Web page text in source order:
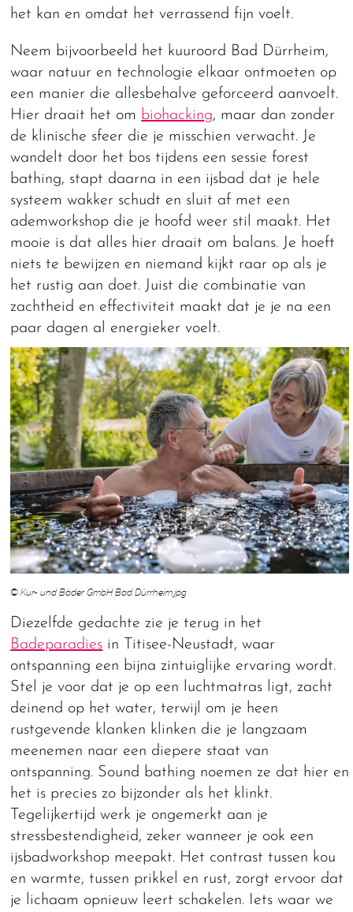
het kan en omdat het verrassend fijn voelt.
Neem bijvoorbeeld het kuuroord Bad Dürrheim,
waar natuur en technologie elkaar ontmoeten op
een manier die allesbehalve geforceerd aanvoelt.
Hier draait het om biohacking, maar dan zonder
de klinische sfeer die je misschien verwacht. Je
wandelt door het bos tijdens een sessie forest
bathing, stapt daarna in een ijsbad dat je hele
systeem wakker schudt en sluit af met een
ademworkshop die je hoofd weer stil maakt. Het
mooie is dat alles hier draait om balans. Je hoeft
niets te bewijzen en niemand kijkt raar op als je
het rustig aan doet. Juist die combinatie van
zachtheid en effectiviteit maakt dat je je na een
paar dagen al energieker voelt.
© Kur- und Bäder GmbH Bad Dürrheim.jpg
Diezelfde gedachte zie je terug in het
Badeparadies in Titisee-Neustadt, waar
ontspanning een bijna zintuiglijke ervaring wordt.
Stel je voor dat je op een luchtmatras ligt, zacht
deinend op het water, terwijl om je heen
rustgevende klanken klinken die je langzaam
meenemen naar een diepere staat van
ontspanning. Sound bathing noemen ze dat hier en
het is precies zo bijzonder als het klinkt.
Tegelijkertijd werk je ongemerkt aan je
stressbestendigheid, zeker wanneer je ook een
ijsbadworkshop meepakt. Het contrast tussen kou
en warmte, tussen prikkel en rust, zorgt ervoor dat
je lichaam opnieuw leert schakelen. Iets waar we